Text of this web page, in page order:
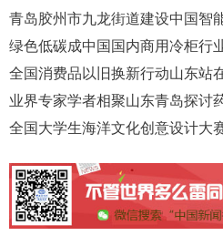
青岛胶州市九龙街道建设中国智
绿色低碳成中国国内商用冷柜行
全国消费品以旧换新行动山东站
业界专家学者相聚山东青岛探讨
全国大学生海洋文化创意设计大